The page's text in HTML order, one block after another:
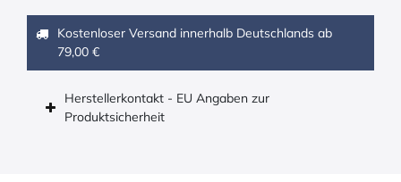
Kostenloser Versand innerhalb Deutschlands ab
79,00 €
Herstellerkontakt - EU Angaben zur
Produktsicherheit